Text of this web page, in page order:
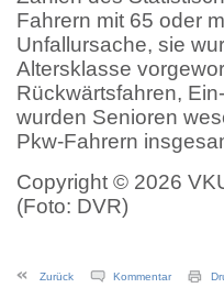
Fahrern mit 65 oder
Unfallursache, sie
Altersklasse
Rückwärtsfahren,
wurden Senioren
Pkw-Fahrern
Copyright © 2026
(Foto: DVR)
Zurück Kommentar